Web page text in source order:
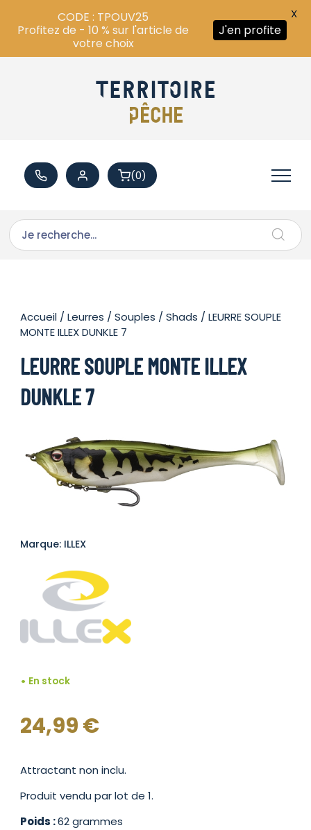
(0)
Accueil /Leurres /Souples /Shads / LEURRE SOUPLE
MONTE ILLEX DUNKLE 7
LEURRE SOUPLE MONTE ILLEX
DUNKLE 7
Marque: ILLEX
En stock
24,99€
Attractant non inclu.
Produit vendu par lot de 1.
Poids :62 grammes
CODE : TPOUV25
Profitez de - 10 % sur l'article de
votre choix
J'en profite
X